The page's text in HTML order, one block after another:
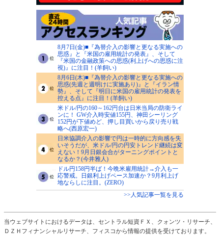
8月7日(金)■『為替介入の影響と更なる実施への
思惑』と『米国の雇用統計の発表』、そして
『米国の金融政策への思惑(利上げへの思惑に注
視)』に注目！(羊飼い)
8月6日(木)■『為替介入の影響と更なる実施への
思惑(先週と週明けに実施あり)』と『イラン情
勢』、そして『明日に米国の雇用統計の発表を
控える点』に注目！(羊飼い)
米ドル/円の160～162円台は日米当局の防衛ライ
ンに！ GW介入時安値155円、神田シーリング
152円が下値めど、押し目買いから戻り売り戦
略へ(西原宏一)
日米協調介入の影響で円は一時的に方向感を失
いそうだが、米ドル/円の円安トレンド継続は変
えない！9月日銀会合がターニングポイントと
なるか？(今井雅人)
ドル円158円半ば！今晩米雇用統計→介入も一
応警戒。日銀利上げペース加速か？9月利上げ
地ならしに注目。(ZERO)
>>人気記事一覧を見る
当ウェブサイトにおけるデータは、セントラル短資ＦＸ、クォンツ・リサーチ、
ＤＺＨフィナンシャルリサーチ、フィスコから情報の提供を受けております。